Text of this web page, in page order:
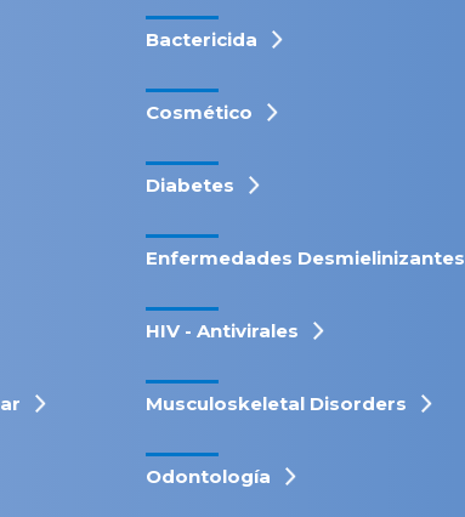
Bactericida
Cosmético
Diabetes
Enfermedades Desmielinizantes
HIV - Antivirales
Musculoskeletal Disorders
Odontología